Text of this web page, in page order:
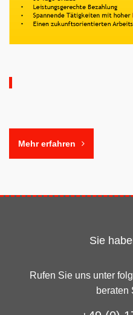
Mehr erfahren
Sie
Rufen Sie uns unter
beraten